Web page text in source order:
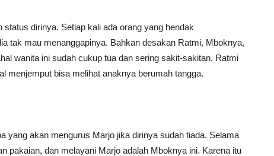
dirinya. Setiap kali ada orang yang hendak
tak mau menanggapinya. Bahkan desakan Ratmi, Mboknya,
wanita ini sudah cukup tua dan sering sakit-sakitan. Ratmi
menjemput bisa melihat anaknya berumah tangga.
yang akan mengurus Marjo jika dirinya sudah tiada. Selama
pakaian, dan melayani Marjo adalah Mboknya ini. Karena itu